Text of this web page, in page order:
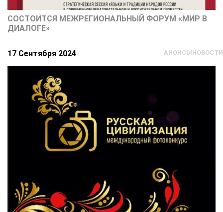
СОСТОИТСЯ МЕЖРЕГИОНАЛЬНЫЙ ФОРУМ «МИР В
ДИАЛОГЕ»
17 Сентября 2024 АНОНСЫНОВОСТИ